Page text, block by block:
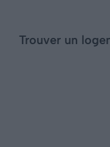
Trouver un